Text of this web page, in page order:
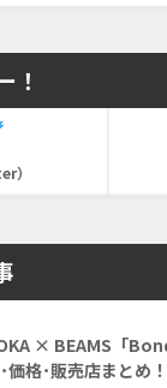
！
）
× BEAMS「
価格･販売店まとめ